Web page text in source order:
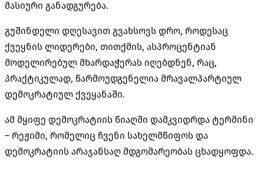
მასიური განადგურება.
გუშინდელი დღესავით გვახსოვს დრო, როდესაც
ქვეყნის ლიდერები, თითქმის, ასპროცენტიან
მოდელირებულ მხარდაჭერას იღებდნენ, რაც,
პრაქტიკულად, წარმოუდგენელია მრავალპარტიულ
დემოკრატიულ ქვეყანაში.
ამ მყიფე დემოკრატიის წიაღში დამკვიდრდა ტერმინი
– რეჟიმი, რომელიც ჩვენი სახელმწიფოს და
დემოკრატიის არაჯანსაღ მდგომარეობას ცხადყოფდა.